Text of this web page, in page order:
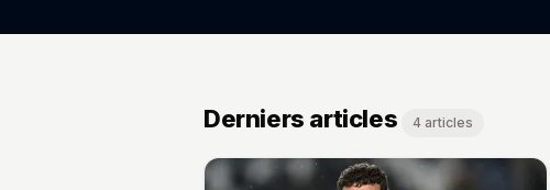
Derniers articles 4 articles